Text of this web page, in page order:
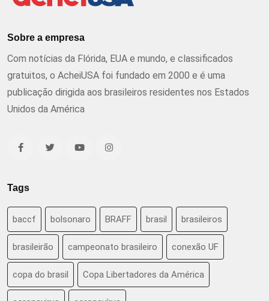
Sobre a empresa
Com notícias da Flórida, EUA e mundo, e classificados
gratuitos, o AcheiUSA foi fundado em 2000 e é uma
publicação dirigida aos brasileiros residentes nos Estados
Unidos da América
Tags
baccf bolsonaro BRAFF brasil brasileiros
brasileirão campeonato brasileiro conexão UF
copa do brasil Copa Libertadores da América